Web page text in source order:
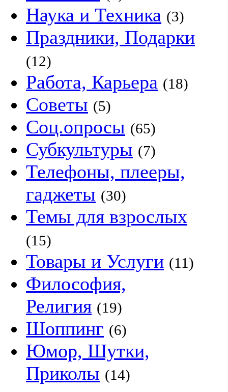
Наука и Техника (3)
Праздники, Подарки
(12)
Работа, Карьера (18)
Советы (5)
Соц.опросы (65)
Субкультуры (7)
Телефоны, плееры,
гаджеты (30)
Темы для взрослых
(15)
Товары и Услуги (11)
Философия,
Религия (19)
Шоппинг (6)
Юмор, Шутки,
Приколы (14)